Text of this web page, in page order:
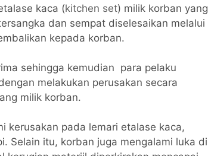
kaca (kitchen set) milik korban yang
dan sempat diselesaikan melalui
kepada korban.
sehingga kemudian para pelaku
melakukan perusakan secara
milik korban.
kerusakan pada lemari etalase kaca,
Selain itu, korban juga mengalami luka di